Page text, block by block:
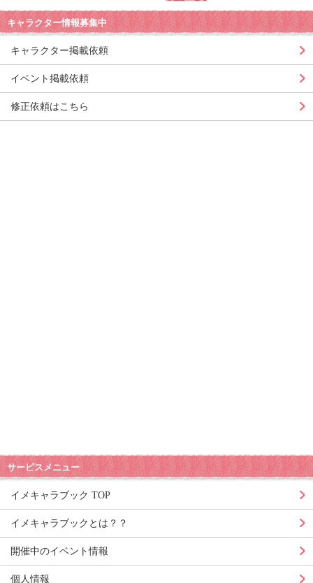
キャラクター情報募集中
キャラクター掲載依頼
イベント掲載依頼
修正依頼はこちら
サービスメニュー
イメキャラブック TOP
イメキャラブックとは？？
開催中のイベント情報
個人情報